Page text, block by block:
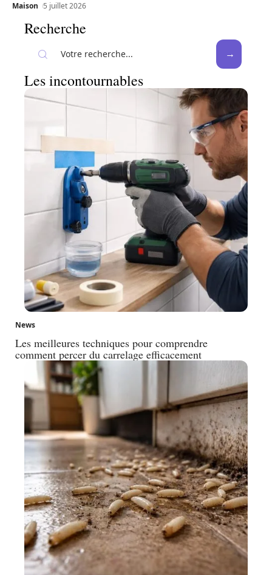
Maison 5 juillet 2026
Recherche
Les incontournables
News
Les meilleures techniques pour comprendre
comment percer du carrelage efficacement